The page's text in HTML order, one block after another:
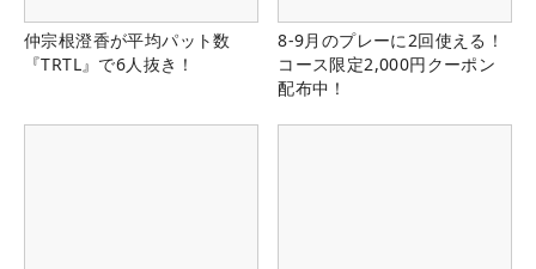
仲宗根澄香が平均パット数
『TRTL』で6人抜き！
8-9月のプレーに2回使える！
コース限定2,000円クーポン
配布中！